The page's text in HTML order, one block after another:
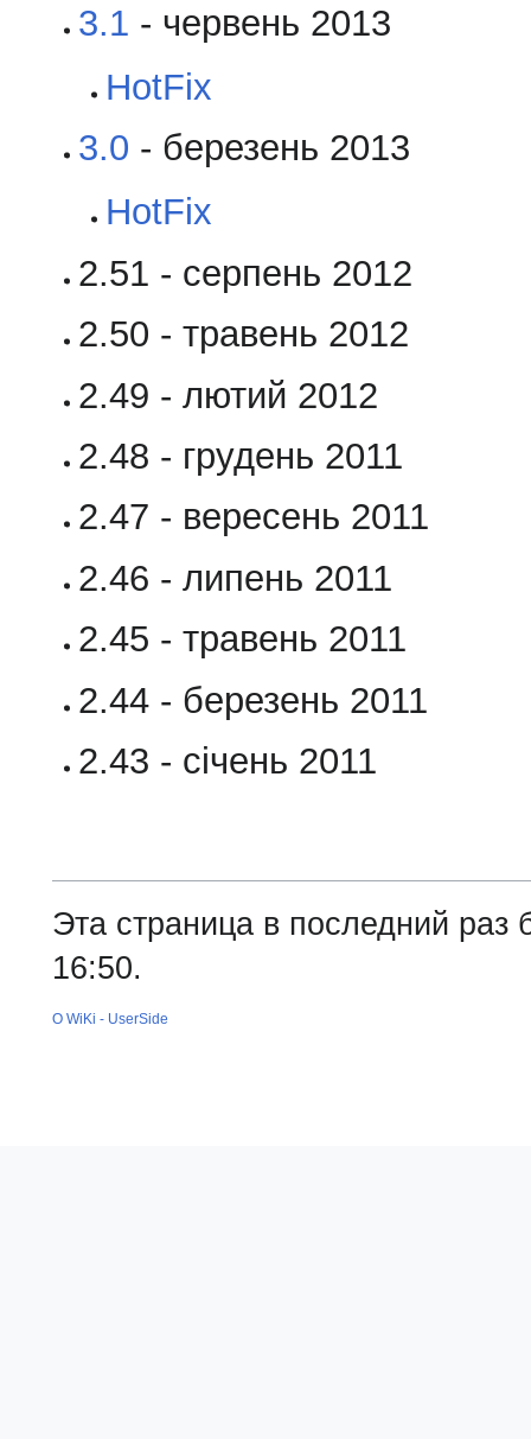
3.1 - червень 2013
HotFix
3.0 - березень 2013
HotFix
2.51 - серпень 2012
2.50 - травень 2012
2.49 - лютий 2012
2.48 - грудень 2011
2.47 - вересень 2011
2.46 - липень 2011
2.45 - травень 2011
2.44 - березень 2011
2.43 - січень 2011
Эта страница в последний раз
16:50.
О WiKi - UserSide